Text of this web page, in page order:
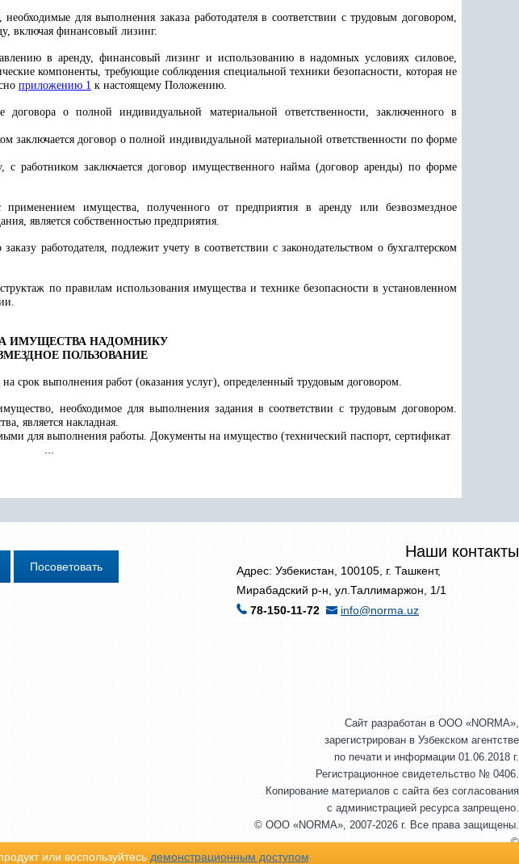
для выполнения заказа работодателя в соответствии с трудовым договором,
включая финансовый лизинг.
в аренду, финансовый лизинг и использованию в надомных условиях силовое,
компоненты, требующие соблюдения специальной техники безопасности, которая не
приложению 1 к настоящему Положению.
о полной индивидуальной материальной ответственности, заключенного в
заключается договор о полной индивидуальной материальной ответственности по форме
работником заключается договор имущественного найма (договор аренды) по форме
имущества, полученного от предприятия в аренду или безвозмездное
является собственностью предприятия.
работодателя, подлежит учету в соответствии с законодательством о бухгалтерском
по правилам использования имущества и технике безопасности в установленном
ИМУЩЕСТВА НАДОМНИКУ
ПОЛЬЗОВАНИЕ
срок выполнения работ (оказания услуг), определенный трудовым договором.
необходимое для выполнения задания в соответствии с трудовым договором.
является накладная.
для выполнения работы. Документы на имущество (технический паспорт, сертификат
Наши контакты
Адрес: Узбекистан, 100105, г. Ташкент,
Мирабадский р-н, ул.Таллимаржон, 1/1
78-150-11-72
info@norma.uz
Сайт разработан в ООО «NORMA»,
зарегистрирован в Узбекском агентстве
по печати и информации 01.06.2018 г.
Регистрационное свидетельство № 0406.
Копирование материалов с сайта без согласования
с администрацией ресурса запрещено.
© ООО «NORMA», 2007-2026 г. Все права защищены.
©
или воспользуйтесь демонстрационным доступом